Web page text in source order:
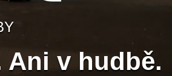
Ani v hudbě.